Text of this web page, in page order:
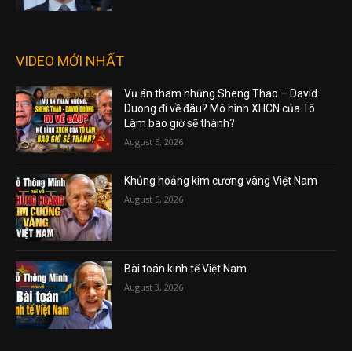
VIDEO MỚI NHẤT
Vụ án tham nhũng Sheng Thao – David
Duong đi về đâu? Mô hình XHCN của Tô
Lâm bao giờ sẽ thành?
August 5, 2026
Khủng hoảng kim cương vàng Việt Nam
August 5, 2026
Bài toán kinh tế Việt Nam
August 3, 2026